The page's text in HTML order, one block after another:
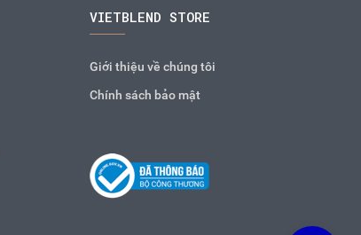
VIETBLEND STORE
Giới thiệu về chúng tôi
Chính sách bảo mật